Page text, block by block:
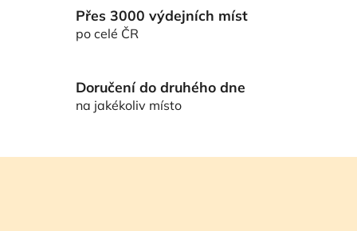
p
Přes 3000 výdejních míst
po celé ČR
Doručení do druhého dne
na jakékoliv místo